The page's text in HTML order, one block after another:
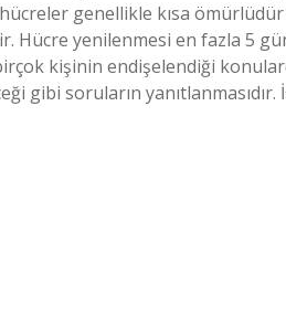
genellikle kısa
Hücre yenilenmesi en fazla 5
kişinin endişelendiği
gibi soruların yanıtlanmasıdır.